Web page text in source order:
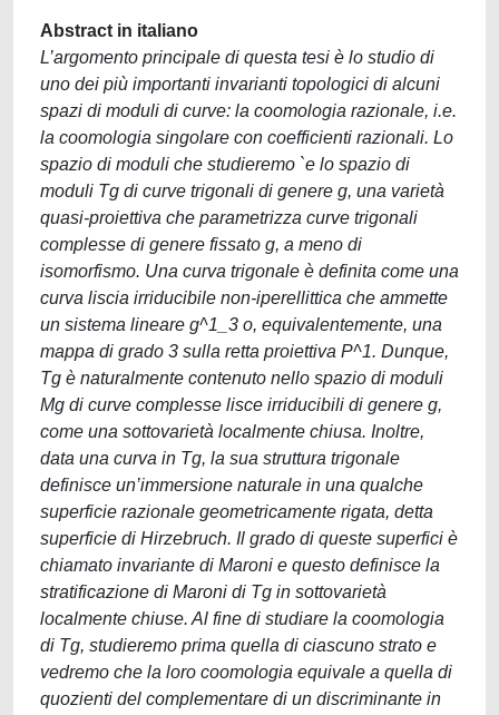
Abstract in italiano
L’argomento principale di questa tesi è lo studio di
uno dei più importanti invarianti topologici di alcuni
spazi di moduli di curve: la coomologia razionale, i.e.
la coomologia singolare con coefficienti razionali. Lo
spazio di moduli che studieremo `e lo spazio di
moduli Tg di curve trigonali di genere g, una varietà
quasi-proiettiva che parametrizza curve trigonali
complesse di genere fissato g, a meno di
isomorfismo. Una curva trigonale è definita come una
curva liscia irriducibile non-iperellittica che ammette
un sistema lineare g^1_3 o, equivalentemente, una
mappa di grado 3 sulla retta proiettiva P^1. Dunque,
Tg è naturalmente contenuto nello spazio di moduli
Mg di curve complesse lisce irriducibili di genere g,
come una sottovarietà localmente chiusa. Inoltre,
data una curva in Tg, la sua struttura trigonale
definisce un’immersione naturale in una qualche
superficie razionale geometricamente rigata, detta
superficie di Hirzebruch. Il grado di queste superfici è
chiamato invariante di Maroni e questo definisce la
stratificazione di Maroni di Tg in sottovarietà
localmente chiuse. Al fine di studiare la coomologia
di Tg, studieremo prima quella di ciascuno strato e
vedremo che la loro coomologia equivale a quella di
quozienti del complementare di un discriminante in